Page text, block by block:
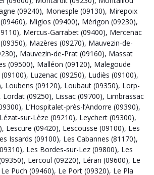
(09240), Monesple (09130), Mirepoix
, Miglos (09400), Mérigon (09230),
, Mercus-Garrabet (09400), Mercenac
, Mazères (09270), Mauvezin-de-
, Mauvezin-de-Prat (09160), Massat
(09500), Malléon (09120), Malegoude
, Luzenac (09250), Ludiès (09100),
, Loubens (09120), Loubaut (09350), Lorp-
, Lordat (09250), Lissac (09700), Limbrassac
, L’Hospitalet-près-l’Andorre (09390),
Lézat-sur-Lèze (09210), Leychert (09300),
, Lescure (09420), Lescousse (09100), Les
Issards (09100), Les Cabannes (81170),
, Les Bordes-sur-Lez (09800), Les
, Lercoul (09220), Léran (09600), Le
Le Puch (09460), Le Port (09320), Le Pla